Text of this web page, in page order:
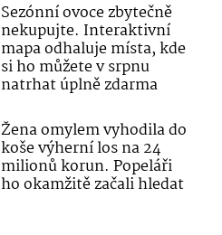
Sezónní ovoce zbytečně
nekupujte. Interaktivní
mapa odhaluje místa, kde
si ho můžete v srpnu
natrhat úplně zdarma
Žena omylem vyhodila do
koše výherní los na 24
milionů korun. Popeláři
ho okamžitě začali hledat